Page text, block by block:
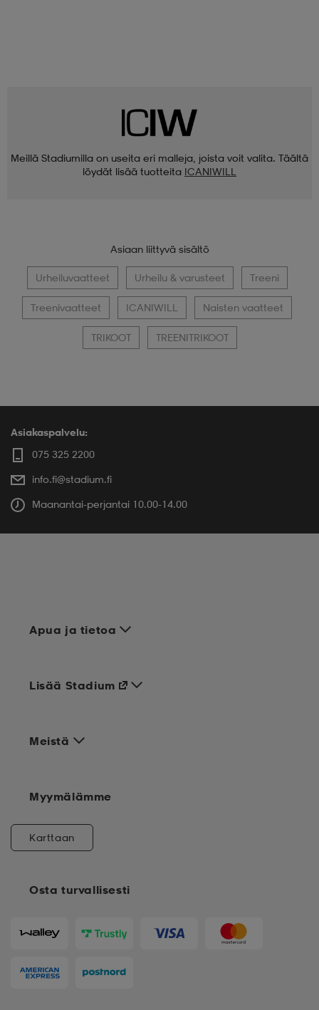
Meillä Stadiumilla on useita eri malleja, joista voit valita. Täältä
löydät lisää tuotteita ICANIWILL
Asiaan liittyvä sisältö
Urheiluvaatteet Urheilu & varusteet Treeni
Treenivaatteet ICANIWILL Naisten vaatteet
TRIKOOT TREENITRIKOOT
Asiakaspalvelu:
075 325 2200
info.fi@stadium.fi
Maanantai-perjantai 10.00-14.00
Apua ja tietoa
Meistä
Osta turvallisesti
Lisää Stadium
Myymälämme
Karttaan